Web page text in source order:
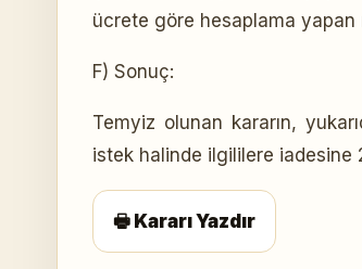
ücrete göre hesaplama yapan
F) Sonuç:
Temyiz olunan kararın,
istek halinde ilgililere
🖶 Kararı Yazdır